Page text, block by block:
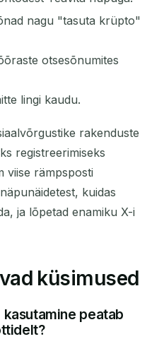
nagu "tasuta krüpto"
otsesõnumites
lingi kaudu.
rakenduste
registreerimiseks
viise rämpsposti
kuidas
ja lõpetad enamiku X-i
küsimused
peatab